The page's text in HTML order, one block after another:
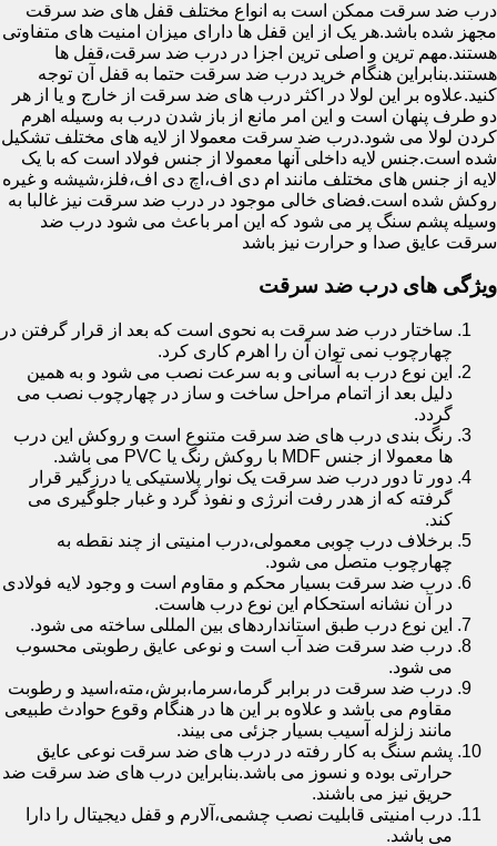
درب ضد سرقت ممکن است به انواع مختلف قفل های ضد سرقت
مجهز شده باشد.هر یک از این قفل ها دارای میزان امنیت های متفاوتی
هستند.مهم ترین و اصلی ترین اجزا در درب ضد سرقت،قفل ها
هستند.بنابراین هنگام خرید درب ضد سرقت حتما به قفل آن توجه
کنید.علاوه بر این لولا در اکثر درب های ضد سرقت از خارج و یا از هر
دو طرف پنهان است و این امر مانع از باز شدن درب به وسیله اهرم
کردن لولا می شود.درب ضد سرقت معمولا از لایه های مختلف تشکیل
شده است.جنس لایه داخلی آنها معمولا از جنس فولاد است که با یک
لایه از جنس های مختلف مانند ام دی اف،اچ دی اف،فلز،شیشه و غیره
روکش شده است.فضای خالی موجود در درب ضد سرقت نیز غالبا به
وسیله پشم سنگ پر می شود که این امر باعث می شود درب ضد
سرقت عایق صدا و حرارت نیز باشد
ویژگی های درب ضد سرقت
ساختار درب ضد سرقت به نحوی است که بعد از قرار گرفتن در
چهارچوب نمی توان آن را اهرم کاری کرد.
این نوع درب به آسانی و به سرعت نصب می شود و به همین
دلیل بعد از اتمام مراحل ساخت و ساز در چهارچوب نصب می
گردد.
رنگ بندی درب های ضد سرقت متنوع است و روکش این درب
ها معمولا از جنس MDF با روکش رنگ یا PVC می باشد.
دور تا دور درب ضد سرقت یک نوار پلاستیکی یا درزگیر قرار
گرفته که از هدر رفت انرژی و نفوذ گرد و غبار جلوگیری می
کند.
برخلاف درب چوبی معمولی،درب امنیتی از چند نقطه به
چهارچوب متصل می شود.
درب ضد سرقت بسیار محکم و مقاوم است و وجود لایه فولادی
در آن نشانه استحکام این نوع درب هاست.
این نوع درب طبق استانداردهای بین المللی ساخته می شود.
درب ضد سرقت ضد آب است و نوعی عایق رطوبتی محسوب
می شود.
درب ضد سرقت در برابر گرما،سرما،برش،مته،اسید و رطوبت
مقاوم می باشد و علاوه بر این ها در هنگام وقوع حوادث طبیعی
مانند زلزله آسیب بسیار جزئی می بیند.
پشم سنگ به کار رفته در درب های ضد سرقت نوعی عایق
حرارتی بوده و نسوز می باشد.بنابراین درب های ضد سرقت ضد
حریق نیز می باشند.
درب امنیتی قابلیت نصب چشمی،آلارم و قفل دیجیتال را دارا
می باشد.